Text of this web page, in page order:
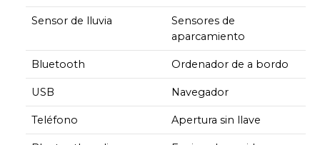
Sensor de lluvia
Sensores de
aparcamiento
Bluetooth Ordenador de a bordo
USB Navegador
Teléfono Apertura sin llave